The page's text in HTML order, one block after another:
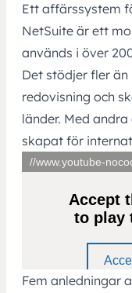
Ett affärssystem
NetSuite är ett
används i över
Det stödjer fler
redovisning och
länder. Med
skapat för
Fem anledningar